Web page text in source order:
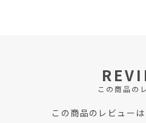
この商品の
この商品のレビューは